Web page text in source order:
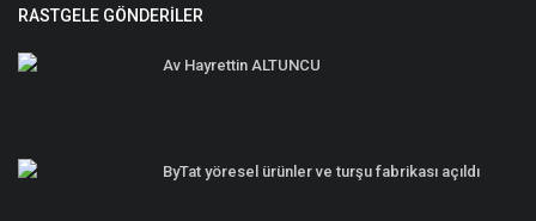
RASTGELE GÖNDERILER
Av Hayrettin ALTUNCU
ByTat yöresel ürünler ve turşu fabrikası açıldı